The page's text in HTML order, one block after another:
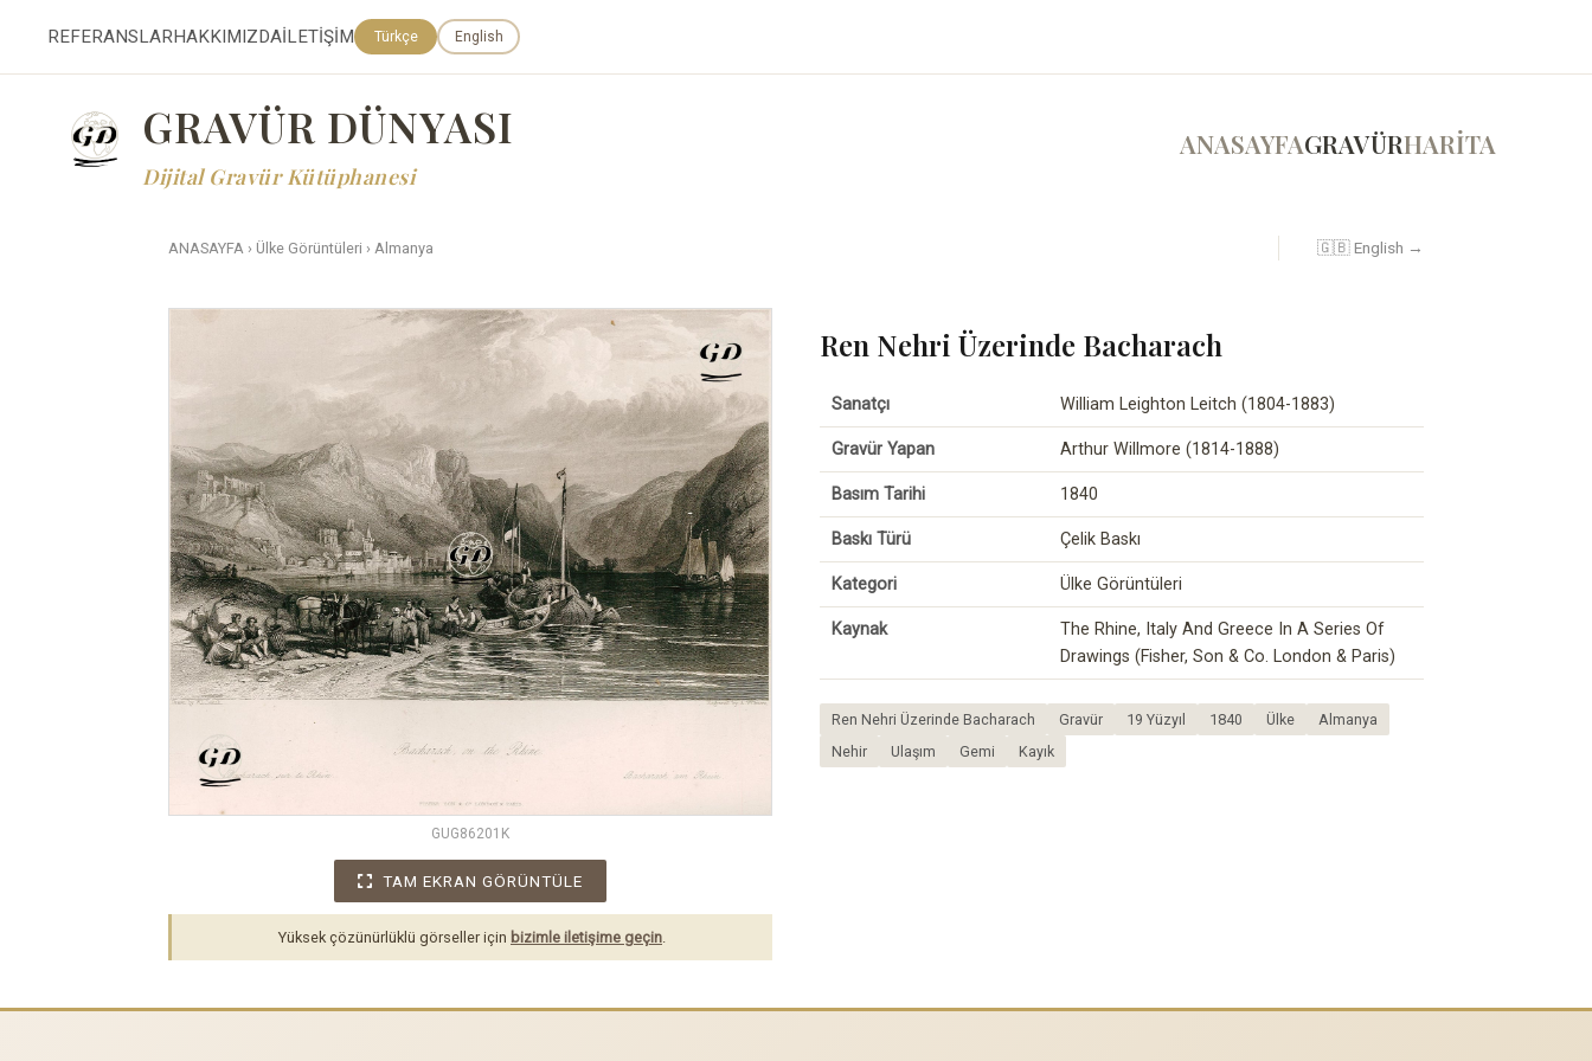
REFERANSLARHAKKIMIZDAİLETİŞİM Türkçe English
GRAVÜR DÜNYASI
Dijital Gravür Kütüphanesi
ANASAYFAGRAVÜRHARİTA
ANASAYFA › Ülke Görüntüleri › Almanya 🇬🇧 English →
GUG86201K
TAM EKRAN GÖRÜNTÜLE
Yüksek çözünürlüklü görseller için bizimle iletişime geçin
Ren Nehri Üzerinde Bacharach
Sanatçı William Leighton Leitch (1804-1883)
Gravür Yapan Arthur Willmore (1814-1888)
Basım Tarihi 1840
Baskı Türü Çelik Baskı
Kategori Ülke Görüntüleri
Kaynak
The Rhine, Italy And Greece In A Series Of
Drawings (Fisher, Son & Co. London & Paris)
Ren Nehri Üzerinde Bacharach Gravür 19 Yüzyıl 1840 Ülke
Almanya
Nehir
Ulaşım Gemi Kayık